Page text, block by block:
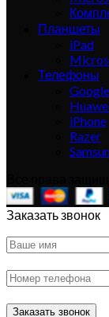
Планшеты
iPad
Телефоны
Google
iPhone
Razer
Заказать звонок